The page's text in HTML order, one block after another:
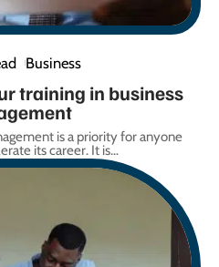
Business
training in business
is a priority for anyone
its career. It is…